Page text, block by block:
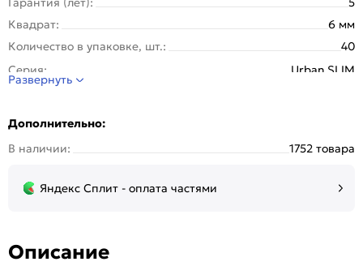
Квадрат:
6 мм
Количество в упаковке, шт.:
40
Серия:
Urban SLIM
Тип упаковки:
Подвес
Цвет:
Развернуть
Дополнительно:
В наличии:
1752 товара
Яндекс Сплит - оплата частями
Описание